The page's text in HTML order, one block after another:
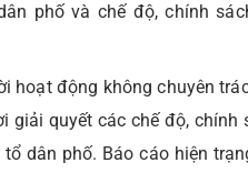
phố và chế độ, chính
hoạt động không chuyên
quyết các chế độ,
dân phố. Báo cáo hiện